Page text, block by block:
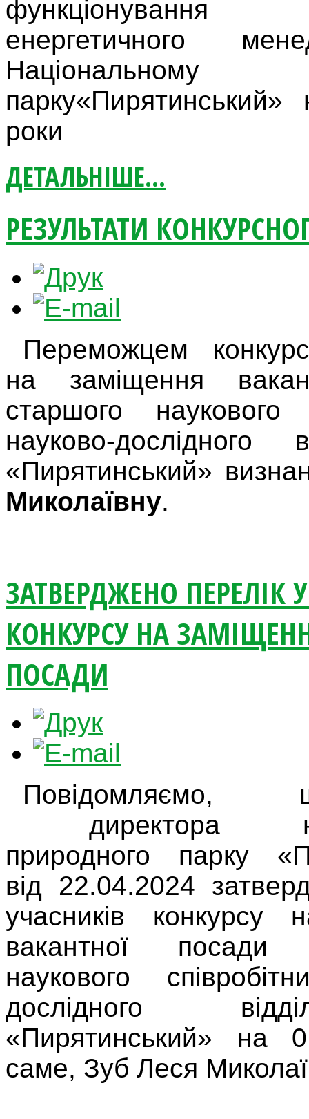
енергетичного
Національному
роки
ДЕТАЛЬНІШЕ...
РЕЗУЛЬТАТИ
Переможцем
на заміщення
старшого наукового
науково-
«Пирятинський»
Миколаївну.
ЗАТВЕРДЖЕНО ПЕРЕЛІК
КОНКУРСУ НА
ПОСАДИ
Повідомляємо,
директора
природного парку
від 22.04.2024
учасників конкурсу
вакантної
наукового
дослідного
«Пирятинський» на
саме, Зуб Леся